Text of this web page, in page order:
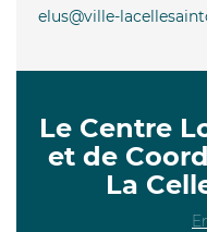
elus@ville-
Le Centre
et de
La